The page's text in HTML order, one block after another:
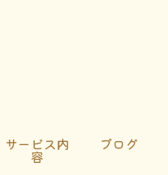
サービス内
容
ブログ